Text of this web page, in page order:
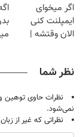
اگر میخوای
ایمپلنت کنی
الان وقتشه |
نظر شما
نظرات حاوی توهین
نمی‌شود.
نظراتی که غیر از